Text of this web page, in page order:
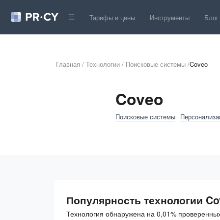
Тарифы и цены Инструменты Блог
Главная / Технологии / Поисковые системы /Coveo
Coveo
Поисковые системы
Популярность технологии
Технология обнаружена на 0,01%